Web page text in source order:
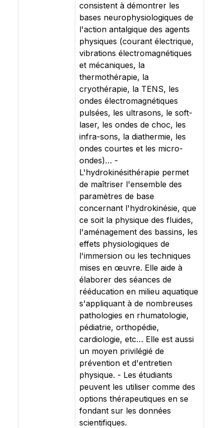
consistent à démontrer les
bases neurophysiologiques de
l'action antalgique des agents
physiques (courant électrique,
vibrations électromagnétiques
et mécaniques, la
thermothérapie, la
cryothérapie, la TENS, les
ondes électromagnétiques
pulsées, les ultrasons, le soft-
laser, les ondes de choc, les
infra-sons, la diathermie, les
ondes courtes et les micro-
ondes)… -
L'hydrokinésithérapie permet
de maîtriser l'ensemble des
paramètres de base
concernant l'hydrokinésie, que
ce soit la physique des fluides,
l'aménagement des bassins, les
effets physiologiques de
l'immersion ou les techniques
mises en œuvre. Elle aide à
élaborer des séances de
rééducation en milieu aquatique
s'appliquant à de nombreuses
pathologies en rhumatologie,
pédiatrie, orthopédie,
cardiologie, etc… Elle est aussi
un moyen privilégié de
prévention et d'entretien
physique. - Les étudiants
peuvent les utiliser comme des
options thérapeutiques en se
fondant sur les données
scientifiques.